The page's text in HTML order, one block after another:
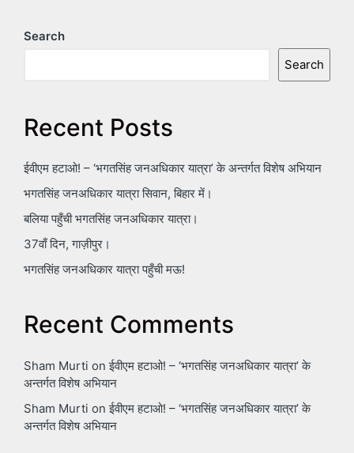
Search
Search
Recent Posts
ईवीएम हटाओ! – ‘भगतसिंह जनअधिकार यात्रा’ के अन्तर्गत विशेष अभियान
भगतसिंह जनअधिकार यात्रा सिवान, बिहार में।
बलिया पहुँची भगतसिंह जनअधिकार यात्रा।
37वाँ दिन, गाज़ीपुर।
भगतसिंह जनअधिकार यात्रा पहुँची मऊ!
Recent Comments
Sham Murti onईवीएम हटाओ! – ‘भगतसिंह जनअधिकार यात्रा’ के
अन्तर्गत विशेष अभियान
Sham Murti onईवीएम हटाओ! – ‘भगतसिंह जनअधिकार यात्रा’ के
अन्तर्गत विशेष अभियान